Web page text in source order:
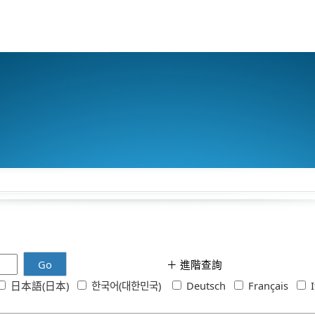
Go ＋ 進階查詢
日本語(日本)
한국어(대한민국) Deutsch Français